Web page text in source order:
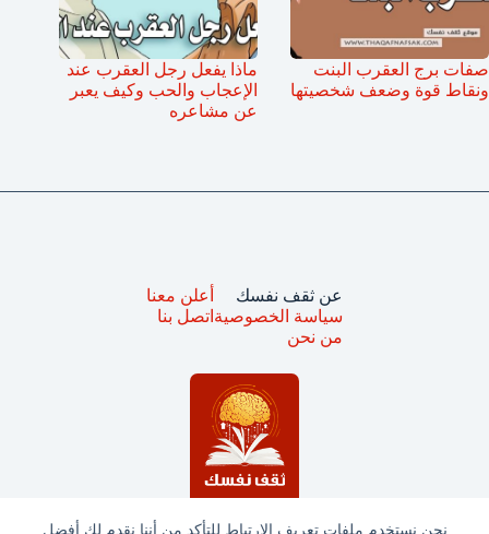
نحن نستخدم ملفات تعريف الارتباط للتأكد من أننا نقدم لك أفضل
صفات برج العقرب البنت
ونقاط قوة وضعف شخصيتها
ماذا يفعل رجل العقرب عند
الإعجاب والحب وكيف يعبر
عن مشاعره
عن ثقف نفسك
سياسة الخصوصية
من نحن
أعلن معنا
اتصل بنا